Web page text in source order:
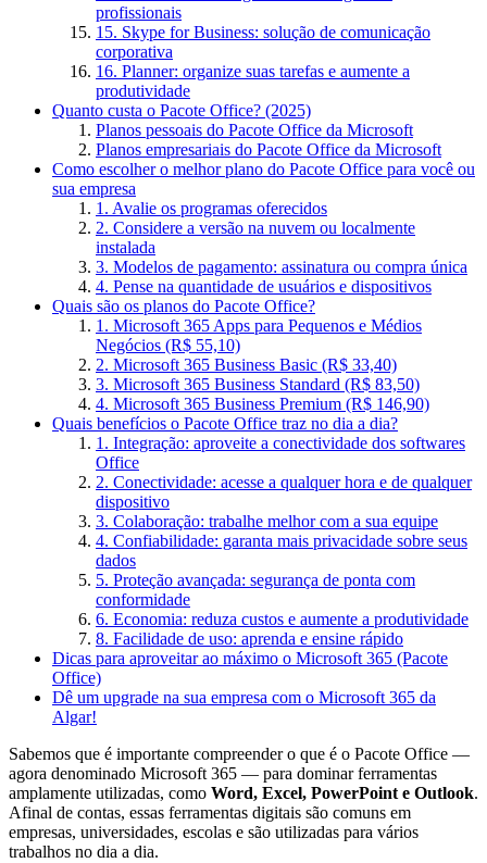
profissionais
15. Skype for Business: solução de comunicação
corporativa
16. Planner: organize suas tarefas e aumente a
produtividade
Quanto custa o Pacote Office? (2025)
Planos pessoais do Pacote Office da Microsoft
Planos empresariais do Pacote Office da Microsoft
Como escolher o melhor plano do Pacote Office para você ou
sua empresa
1. Avalie os programas oferecidos
2. Considere a versão na nuvem ou localmente
instalada
3. Modelos de pagamento: assinatura ou compra única
4. Pense na quantidade de usuários e dispositivos
Quais são os planos do Pacote Office?
1. Microsoft 365 Apps para Pequenos e Médios
Negócios (R$ 55,10)
2. Microsoft 365 Business Basic (R$ 33,40)
3. Microsoft 365 Business Standard (R$ 83,50)
4. Microsoft 365 Business Premium (R$ 146,90)
Quais benefícios o Pacote Office traz no dia a dia?
1. Integração: aproveite a conectividade dos softwares
Office
2. Conectividade: acesse a qualquer hora e de qualquer
dispositivo
3. Colaboração: trabalhe melhor com a sua equipe
4. Confiabilidade: garanta mais privacidade sobre seus
dados
5. Proteção avançada: segurança de ponta com
conformidade
6. Economia: reduza custos e aumente a produtividade
8. Facilidade de uso: aprenda e ensine rápido
Dicas para aproveitar ao máximo o Microsoft 365 (Pacote
Office)
Dê um upgrade na sua empresa com o Microsoft 365 da
Algar!
Sabemos que é importante compreender o que é o Pacote Office —
agora denominado Microsoft 365 — para dominar ferramentas
amplamente utilizadas, como Word, Excel, PowerPoint e Outlook.
Afinal de contas, essas ferramentas digitais são comuns em
empresas, universidades, escolas e são utilizadas para vários
trabalhos no dia a dia.